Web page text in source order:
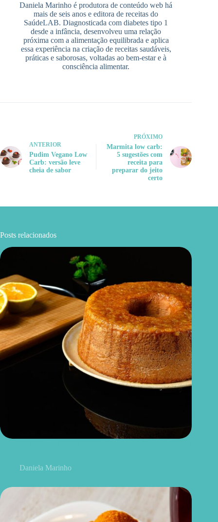
Daniela Marinho é produtora de conteúdo web há
mais de seis anos e editora de receitas do
SaúdeLAB. Diagnosticada com diabetes tipo 1
desde a infância, desenvolveu uma relação
próxima com a alimentação equilibrada e aplica
essa experiência na criação de receitas saudáveis,
práticas e saborosas, voltadas ao bem-estar e à
consciência alimentar.
ANTERIOR
Pudim Vegano Low
Carb: versão leve
cheia de sabor
PRÓXIMO
Marmita low carb:
5 sugestões com
receita para
preparar do jeito
certo
Posts relacionados
Daniela Marinho